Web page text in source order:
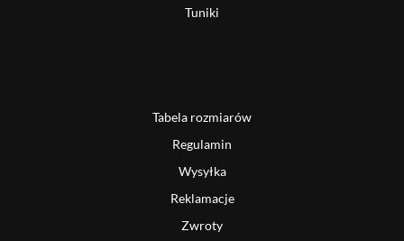
Tuniki
Tabela rozmiarów
Regulamin
Wysyłka
Reklamacje
Zwroty